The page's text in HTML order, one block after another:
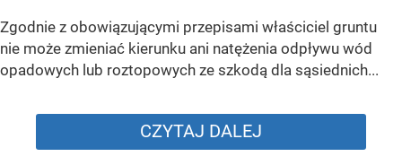
Zgodnie z obowiązującymi przepisami właściciel gruntu
nie może zmieniać kierunku ani natężenia odpływu wód
opadowych lub roztopowych ze szkodą dla sąsiednich...
CZYTAJ DALEJ